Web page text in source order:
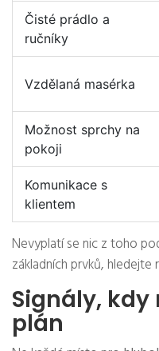
Čisté prádlo a
ručníky
Vzdělaná masérka
Možnost sprchy na
pokoji
Komunikace s
klientem
Nevyplatí se nic z toho
základních prvků, hledejte
Signály,
plán